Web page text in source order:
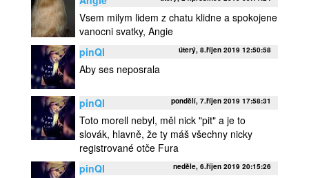
Vsem milym lidem z chatu klidne a spokojene
vanocni svatky, Angie
pinQI
úterý, 8.říjen 2019 12:50:58
Aby ses neposrala
pinQI pondělí, 7.říjen 2019 17:58:31
Toto morell nebyl, měl nick "pit" a je to
slovák, hlavně, že ty máš všechny nicky
registrované otče Fura
pinQI
neděle, 6.říjen 2019 20:15:26